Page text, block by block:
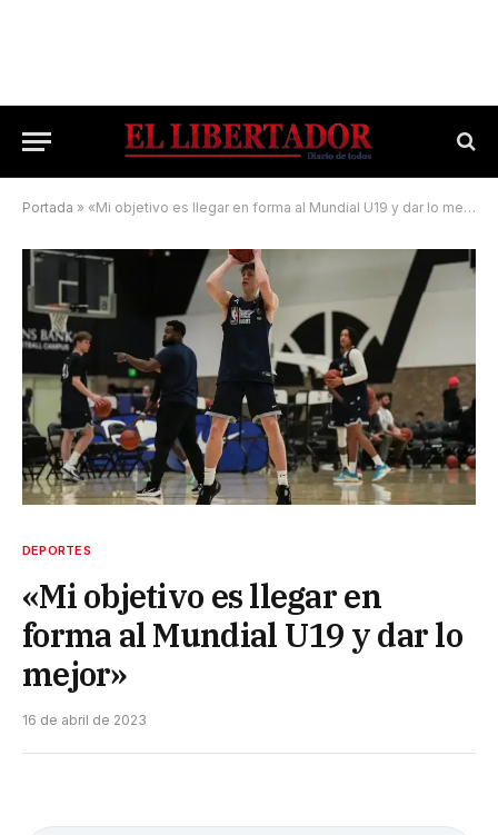
Portada » «Mi objetivo es llegar en forma al Mundial U19 y dar lo mejor»
DEPORTES
«Mi objetivo es llegar en
forma al Mundial U19 y dar lo
mejor»
16 de abril de 2023